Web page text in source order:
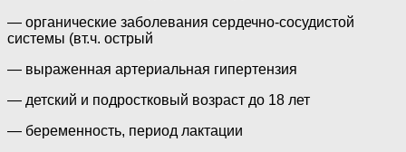
— органические заболевания сердечно-сосудистой
системы (вт.ч. острый
— выраженная артериальная гипертензия
— детский и подростковый возраст до 18 лет
— беременность, период лактации